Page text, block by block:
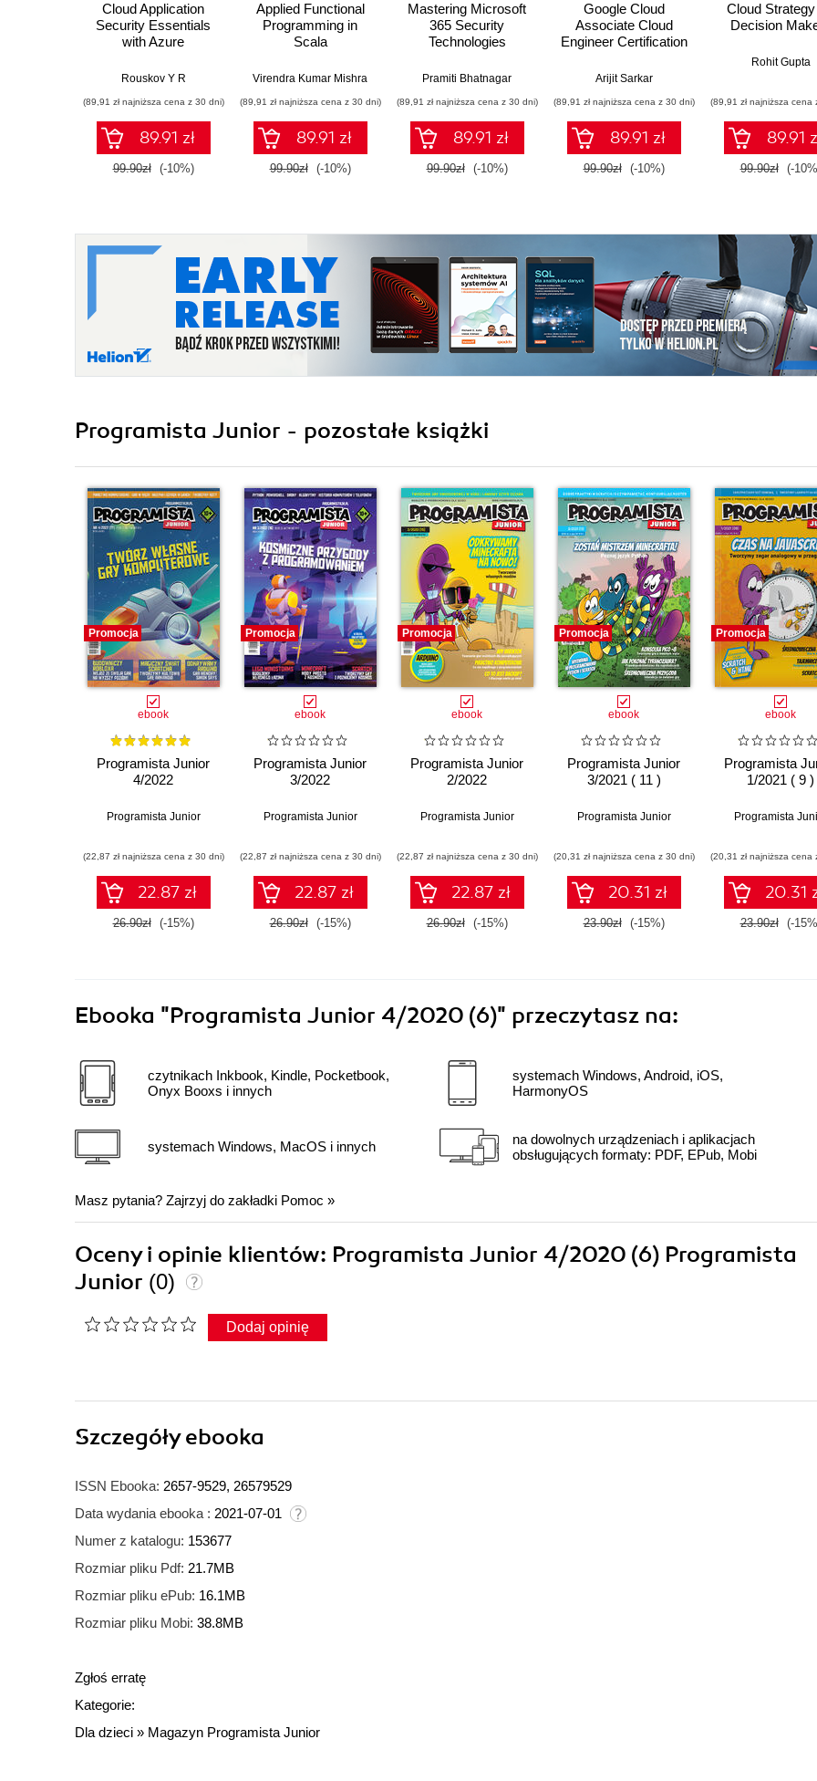
Cloud Application
Security Essentials
with Azure
Rouskov Y R
(89,91 zł najniższa cena z 30 dni)
89.91 zł
99.90zł (-10%)
Applied Functional
Programming in
Scala
Virendra Kumar Mishra
(89,91 zł najniższa cena z 30 dni)
89.91 zł
99.90zł (-10%)
Mastering Microsoft
365 Security
Technologies
Pramiti Bhatnagar
(89,91 zł najniższa cena z 30 dni)
89.91 zł
99.90zł (-10%)
Google Cloud
Associate Cloud
Engineer Certification
Arijit Sarkar
(89,91 zł najniższa cena z 30 dni)
89.91 zł
99.90zł (-10%)
Cloud
Decision
Rohit Gupta
(89,91 zł najniższa cena
89.91
99.90zł (-
Programista Junior - pozostałe książki
Promocja
ebook
Programista Junior
4/2022
Programista Junior
(22,87 zł najniższa cena z 30 dni)
22.87 zł
26.90zł (-15%)
Promocja
ebook
Programista Junior
3/2022
Programista Junior
(22,87 zł najniższa cena z 30 dni)
22.87 zł
26.90zł (-15%)
Promocja
ebook
Programista Junior
2/2022
Programista Junior
(22,87 zł najniższa cena z 30 dni)
22.87 zł
26.90zł (-15%)
Promocja
ebook
Programista Junior
3/2021 ( 11 )
Programista Junior
(20,31 zł najniższa cena z 30 dni)
20.31 zł
23.90zł (-15%)
Promocja
ebook
Programista
1/2021 ( 9 )
Programista
(20,31 zł najniższa cena
20.31
23.90zł (-
Ebooka "Programista Junior 4/2020 (6)" przeczytasz na:
czytnikach Inkbook, Kindle, Pocketbook,
Onyx Booxs i innych
systemach Windows, MacOS i innych
systemach Windows, Android, iOS,
HarmonyOS
na dowolnych urządzeniach i aplikacjach
obsługujących formaty: PDF, EPub, Mobi
Masz pytania? Zajrzyj do zakładki Pomoc »
Oceny i opinie klientów: Programista Junior 4/2020 (6) Programista
Junior (0)
Dodaj opinię
Szczegółyebooka
ISSN Ebooka: 2657-9529, 26579529
Data wydania ebooka : 2021-07-01
Numer z katalogu: 153677
Rozmiar pliku Pdf: 21.7MB
Rozmiar pliku ePub: 16.1MB
Rozmiar pliku Mobi: 38.8MB
Zgłoś erratę
Kategorie:
Dla dzieci » Magazyn Programista Junior